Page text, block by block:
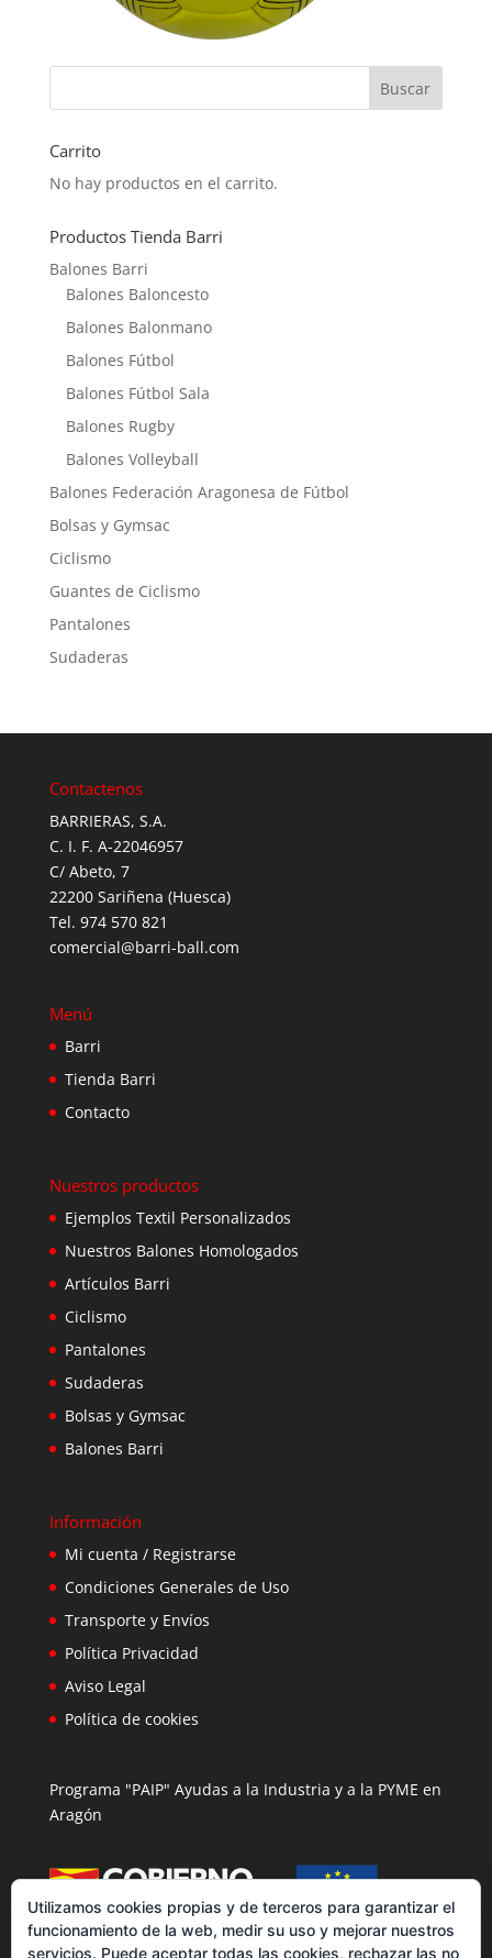
Carrito
No hay productos en el carrito.
Productos Tienda Barri
Balones Barri
Balones Baloncesto
Balones Balonmano
Balones Fútbol
Balones Fútbol Sala
Balones Rugby
Balones Volleyball
Balones Federación Aragonesa de Fútbol
Bolsas y Gymsac
Ciclismo
Guantes de Ciclismo
Pantalones
Sudaderas
Contactenos
BARRIERAS, S.A.
C. I. F. A-22046957
C/ Abeto, 7
22200 Sariñena (Huesca)
Tel. 974 570 821
comercial@barri-ball.com
Menú
Barri
Tienda Barri
Contacto
Nuestros productos
Ejemplos Textil Personalizados
Nuestros Balones Homologados
Artículos Barri
Ciclismo
Pantalones
Sudaderas
Bolsas y Gymsac
Balones Barri
Información
Mi cuenta / Registrarse
Condiciones Generales de Uso
Transporte y Envíos
Política Privacidad
Aviso Legal
Política de cookies
Programa "PAIP" Ayudas a la Industria y a la PYME en
Aragón
Utilizamos cookies propias y de terceros para garantizar el
funcionamiento de la web, medir su uso y mejorar nuestros
servicios. Puede aceptar todas las cookies, rechazar las no